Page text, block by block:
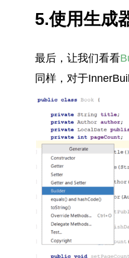
5.使用生成
最后，让我们看看
同样，对于